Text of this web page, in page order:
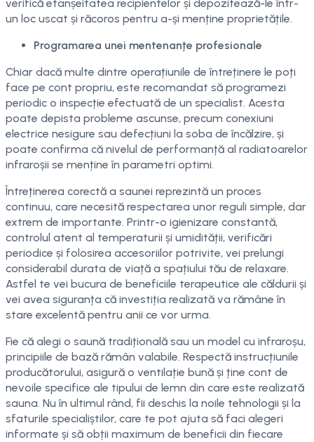
verifică etanșeitatea recipientelor și depozitează-le într-
un loc uscat și răcoros pentru a-și menține proprietățile.
Programarea unei mentenanțe profesionale
Chiar dacă multe dintre operațiunile de întreținere le poți
face pe cont propriu, este recomandat să programezi
periodic o inspecție efectuată de un specialist. Acesta
poate depista probleme ascunse, precum conexiuni
electrice nesigure sau defecțiuni la soba de încălzire, și
poate confirma că nivelul de performanță al radiatoarelor
infraroșii se menține în parametri optimi.
Întreținerea corectă a saunei reprezintă un proces
continuu, care necesită respectarea unor reguli simple, dar
extrem de importante. Printr-o igienizare constantă,
controlul atent al temperaturii și umidității, verificări
periodice și folosirea accesoriilor potrivite, vei prelungi
considerabil durata de viață a spațiului tău de relaxare.
Astfel te vei bucura de beneficiile terapeutice ale căldurii și
vei avea siguranța că investiția realizată va rămâne în
stare excelentă pentru anii ce vor urma.
Fie că alegi o saună tradițională sau un model cu infraroșu,
principiile de bază rămân valabile. Respectă instrucțiunile
producătorului, asigură o ventilație bună și ține cont de
nevoile specifice ale tipului de lemn din care este realizată
sauna. Nu în ultimul rând, fii deschis la noile tehnologii și la
sfaturile specialiștilor, care te pot ajuta să faci alegeri
informate și să obții maximum de beneficii din fiecare